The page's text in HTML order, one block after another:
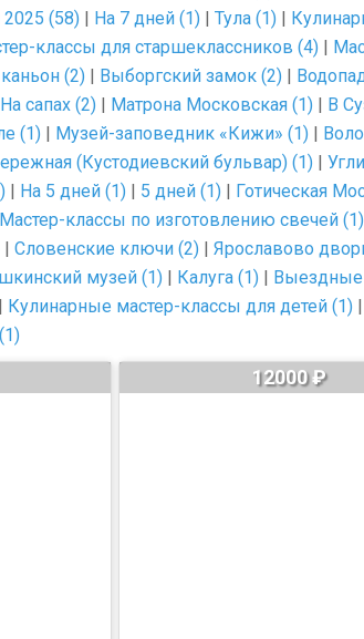
(58) | На 7 дней (1) | Тула (1) |
классы для старшеклассников (4) |
(2) | Выборгский замок (2) |
На сапах (2) | Матрона Московская (1) | В
(1) | Музей-заповедник «Кижи» (1) |
(Кустодиевский бульвар) (1) |
| На 5 дней (1) | 5 дней (1) | Готическая
Мастер-классы по изготовлению свечей (1)
| Словенские ключи (2) | Ярославово
музей (1) | Калуга (1) | Выездные
| Кулинарные мастер-классы для детей (1) |
12000 ₽